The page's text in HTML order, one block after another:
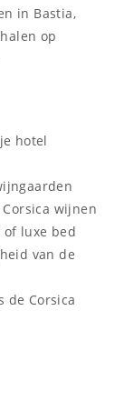
in Bastia,
op
hotel
wijnen
luxe bed
van de
de Corsica